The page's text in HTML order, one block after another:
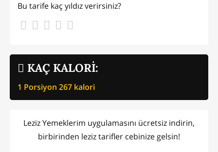
KAÇ KALORİ:
1 Porsiyon 267 kalori
Bu tarife kaç yıldız verirsiniz?
Leziz Yemeklerim uygulamasını ücretsiz indirin,
birbirinden leziz tarifler cebinize gelsin!